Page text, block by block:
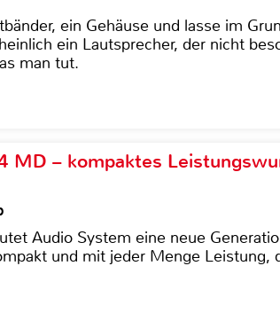
ein Gehäuse und lasse im
ein Lautsprecher, der nicht
man tut.
MD – kompaktes
Audio System eine neue
und mit jeder Menge Leistung,